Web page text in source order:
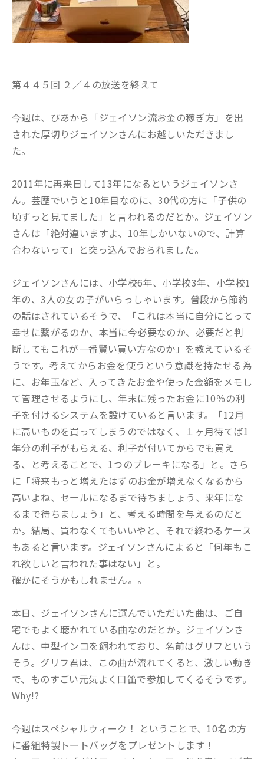
第４４５回 ２／４の放送を終えて
今週は、ぴあから「ジェイソン流お金の稼ぎ方」を出
された厚切りジェイソンさんにお越しいただきまし
た。
2011年に再来日して13年になるというジェイソンさ
ん。芸歴でいうと10年目なのに、30代の方に「子供の
頃ずっと見てました」と言われるのだとか。ジェイソン
さんは「絶対違いますよ、10年しかいないので、計算
合わないって」と突っ込んでおられました。
ジェイソンさんには、小学校6年、小学校3年、小学校1
年の、3人の女の子がいらっしゃいます。普段から節約
の話はされているそうで、「これは本当に自分にとって
幸せに繋がるのか、本当に今必要なのか、必要だと判
断してもこれが一番賢い買い方なのか」を教えているそ
うです。考えてからお金を使うという意識を持たせる為
に、お年玉など、入ってきたお金や使った金額をメモし
て管理させるようにし、年末に残ったお金に10％の利
子を付けるシステムを設けていると言います。「12月
に高いものを買ってしまうのではなく、１ヶ月待てば1
年分の利子がもらえる、利子が付いてからでも買え
る、と考えることで、1つのブレーキになる」と。さら
に「将来もっと増えたはずのお金が増えなくなるから
高いよね、セールになるまで待ちましょう、来年にな
るまで待ちましょう」と、考える時間を与えるのだと
か。結局、買わなくてもいいやと、それで終わるケース
もあると言います。ジェイソンさんによると「何年もこ
れ欲しいと言われた事はない」と。
確かにそうかもしれません。。
本日、ジェイソンさんに選んでいただいた曲は、ご自
宅でもよく聴かれている曲なのだとか。ジェイソンさ
んは、中型インコを飼われており、名前はグリフという
そう。グリフ君は、この曲が流れてくると、激しい動き
で、ものすごい元気よく口笛で参加してくるそうです。
Why!?
今週はスペシャルウィーク！ ということで、10名の方
に番組特製トートバッグをプレゼントします！